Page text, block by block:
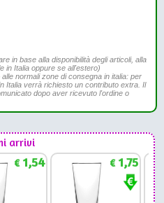
in base alla disponibilità degli articoli, alla
in Italia oppure se all'estero)
normali zone di consegna in italia: per
Italia verrà richiesto un contributo extra. Il
dopo aver ricevuto l'ordine o
arrivi
€1,54 €1,75